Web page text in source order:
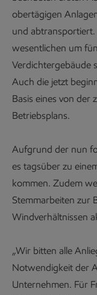
obertägigen
und abtransportiert.
wesentlichen um
Verdichtergebäude
Auch die jetzt
Basis eines von der
Betriebsplans.
Aufgrund der nun
es tagsüber zu
kommen. Zudem
Stemmarbeiten zur
Windverhältnissen
„Wir bitten alle
Notwendigkeit der
Unternehmen. Für